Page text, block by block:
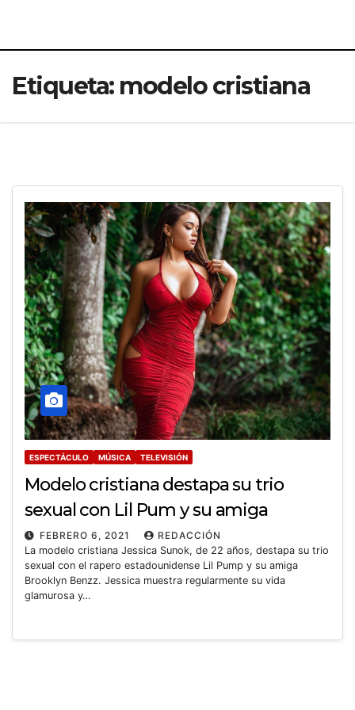
Etiqueta: modelo cristiana
ESPECTÁCULO MÚSICA TELEVISIÓN
Modelo cristiana destapa su trio
sexual con Lil Pum y su amiga
FEBRERO 6, 2021
REDACCIÓN
La modelo cristiana Jessica Sunok, de 22 años, destapa su trio
sexual con el rapero estadounidense Lil Pump y su amiga
Brooklyn Benzz. Jessica muestra regularmente su vida
glamurosa y…